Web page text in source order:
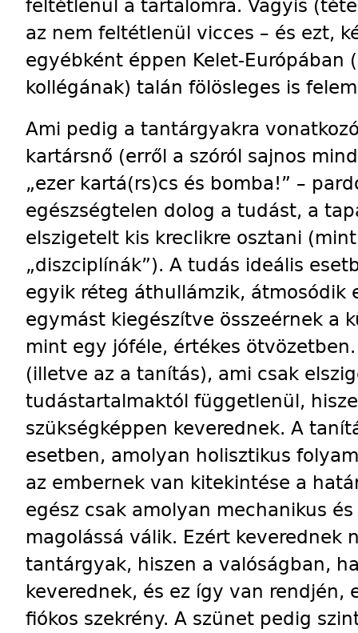
feltétlenül a tartalomra. Vagyis
az nem feltétlenül vicces – és ezt,
egyébként éppen Kelet-Európában
kollégának) talán fölösleges is
Ami pedig a tantárgyakra
kartársnő (erről a szóról sajnos
„ezer kartá(rs)cs és bomba!” –
egészségtelen dolog a tudást, a
elszigetelt kis kreclikre osztani
„diszciplínák”). A tudás ideális
egyik réteg áthullámzik, átmosódik
egymást kiegészítve összeérnek a
mint egy jóféle, értékes
(illetve az a tanítás), ami csak
tudástartalmaktól függetlenül,
szükségképpen keverednek. A
esetben, amolyan holisztikus
az embernek van kitekintése a
egész csak amolyan mechanikus
magolássá válik. Ezért keverednek
tantárgyak, hiszen a valóságban,
keverednek, és ez így van rendjén,
fiókos szekrény. A szünet pedig